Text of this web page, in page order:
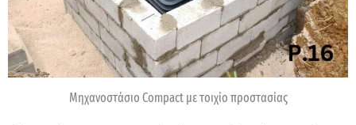
Μηχανοστάσιο Compact με τοιχίο προστασίας